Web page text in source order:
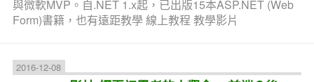
與微軟MVP。自.NET 1.x起，已出版15本ASP.NET (Web
Form)書籍，也有遠距教學 線上教程 教學影片
2016-12-08